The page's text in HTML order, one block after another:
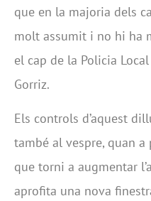
que en la majoria dels
molt assumit i no hi ha
el cap de la Policia Local
Gorriz.
Els controls d’aquest
també al vespre, quan
que torni a augmentar
aprofita una nova